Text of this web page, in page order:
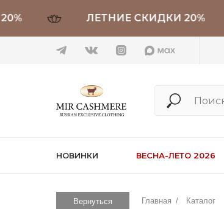
ЛЕТНИЕ СКИДКИ 20%
НОВИНКИ ВЕСНА-ЛЕТО 2026
Вернуться Главная Каталог
/